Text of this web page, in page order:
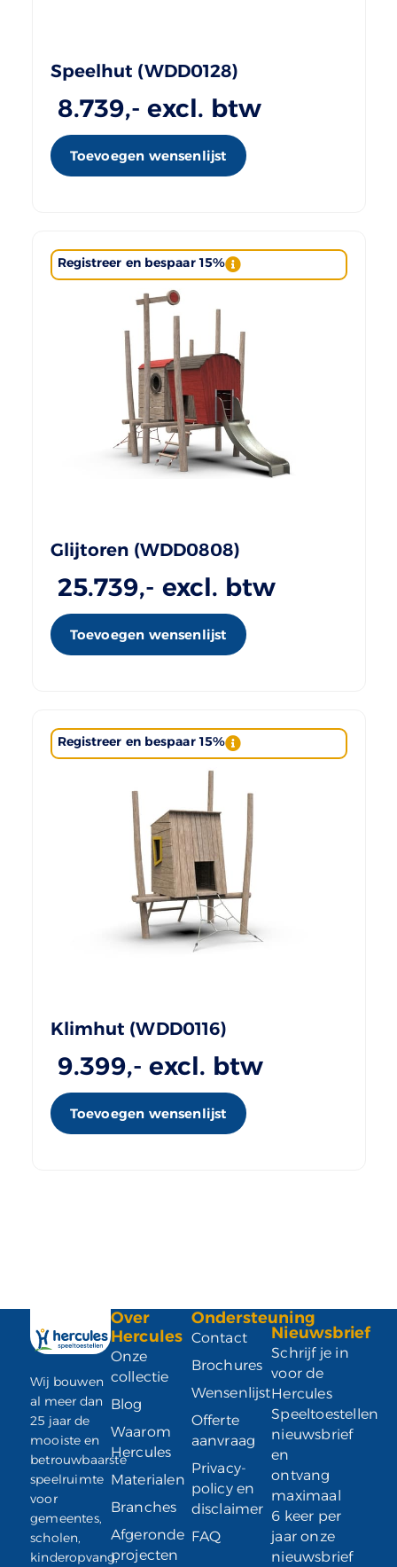
Speelhut (WDD0128)
8.739,- excl. btw
Toevoegen wensenlijst
Registreer en bespaar 15%
Glijtoren (WDD0808)
25.739,- excl. btw
Toevoegen wensenlijst
Registreer en bespaar 15%
Klimhut (WDD0116)
9.399,- excl. btw
Toevoegen wensenlijst
Wij bouwen
al meer dan
25 jaar de
mooiste en
betrouwbaarste
speelruimte
voor
gemeentes,
scholen,
kinderopvang,
Over
Hercules
Onze
collectie
Blog
Waarom
Hercules
Materialen
Branches
Afgeronde
projecten
Ondersteuning
Contact
Brochures
Wensenlijst
Offerte
aanvraag
Privacy-
policy en
disclaimer
FAQ
Nieuwsbrief
Schrijf je in
voor de
Hercules
Speeltoestellen
nieuwsbrief
en
ontvang
maximaal
6 keer per
jaar onze
nieuwsbrief